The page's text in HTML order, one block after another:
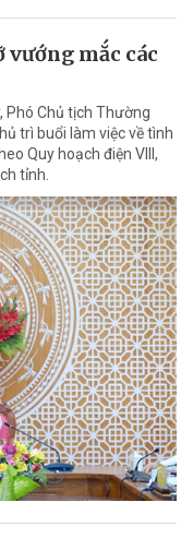
mắc các
Phó Chủ tịch Thường
trì buổi làm việc về tình
Quy hoạch điện VIII,
tỉnh.